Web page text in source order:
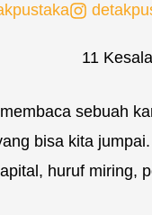
sebuah
bisa kita
huruf miring,